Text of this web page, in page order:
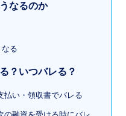
なるのか
る
？いつバレる？
い・領収書でバレる